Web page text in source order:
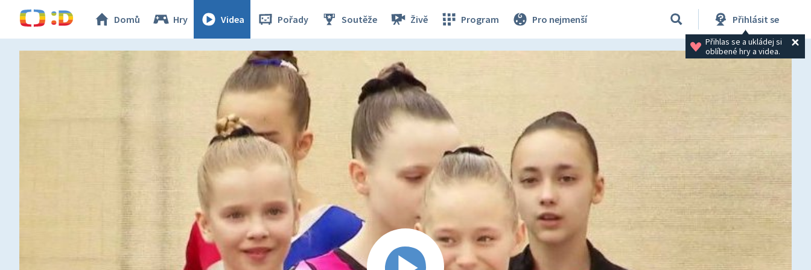
Domů Hry Videa Pořady Soutěže Živě Program Pro nejmenší Přihlásit se
Přihlas se a ukládej si
oblíbené hry a videa.